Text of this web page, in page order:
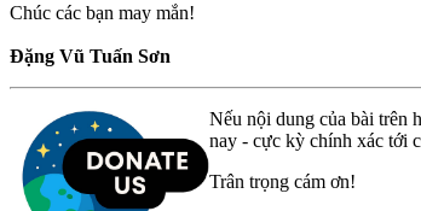
Chúc các bạn may mắn!
Đặng Vũ Tuấn Sơn
Nếu nội dung của bài trên
nay - cực kỳ chính xác tới
Trân trọng cám ơn!